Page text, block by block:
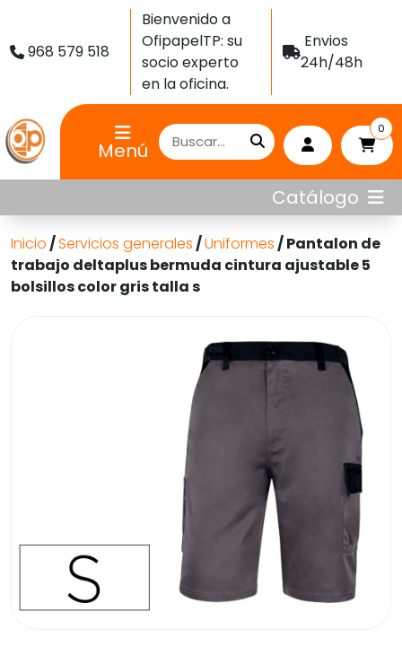
968 579 518
Bienvenido a
OfipapelTP: su
socio experto
en la oficina.
Envios
24h/48h
Menú
0
Catálogo
Inicio/Servicios generales/Uniformes/ Pantalon de
trabajo deltaplus bermuda cintura ajustable 5
bolsillos color gris talla s